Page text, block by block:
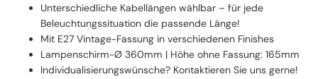
Unterschiedliche Kabellängen wählbar – für jede
Beleuchtungssituation die passende Länge!
Mit E27 Vintage-Fassung in verschiedenen Finishes
Lampenschirm-Ø 360mm | Höhe ohne Fassung: 165mm
Individualisierungswünsche? Kontaktieren Sie uns gerne!